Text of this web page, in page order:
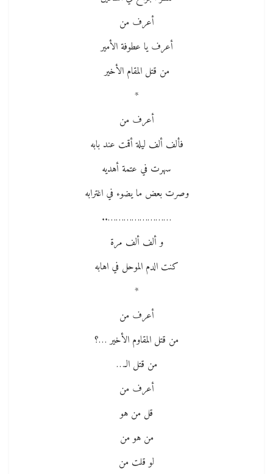
أعرف من
أعرف يا عطوفة الأمير
من قتل المقام الأخير
*
أعرف من
فألف ألف ليلة أقمت عند بابه
سهرت في عتمة أهديه
وصرت بعض ما يضوء في اغترابه
……………………..
و ألف ألف مرة
كنت الدم الموحل في اهابه
*
أعرف من
من قتل المقاوم الأخير …؟
من قتل الـ…
أعرف من
قل من هو
من هو من
لو قلت من